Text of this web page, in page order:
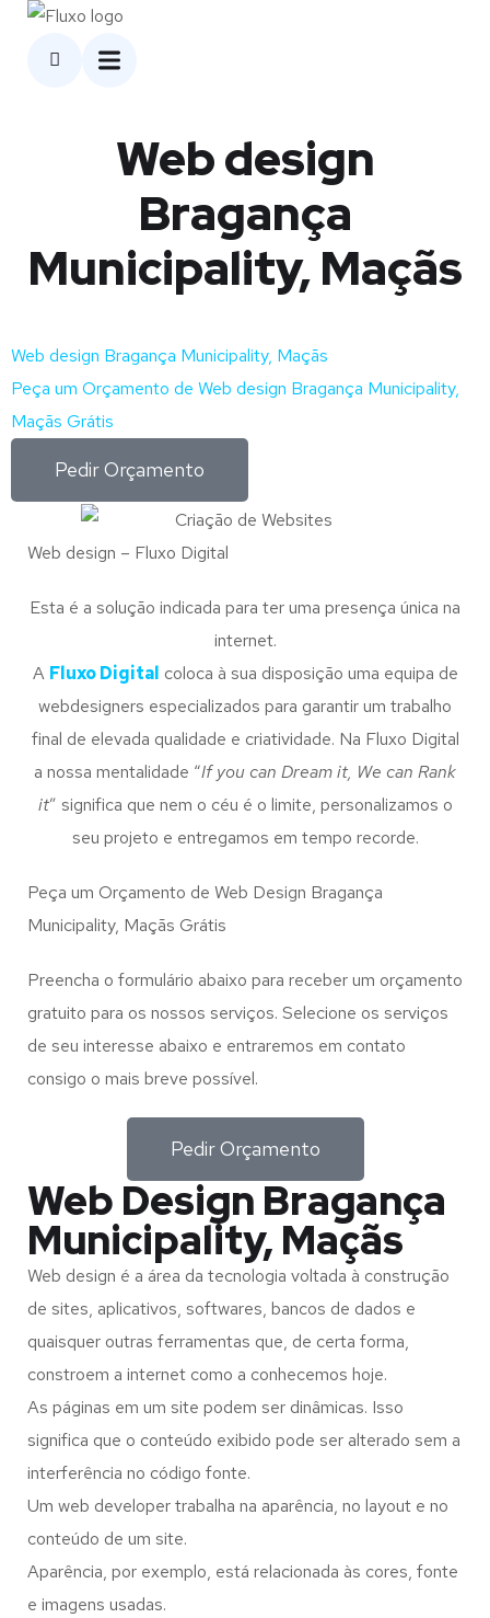
Web design
Bragança
Municipality, Maçãs
Web design Bragança Municipality, Maçãs
Peça um Orçamento de Web design Bragança Municipality,
Maçãs Grátis
Pedir Orçamento
Web design – Fluxo Digital
Esta é a solução indicada para ter uma presença única na
internet.
A Fluxo Digital coloca à sua disposição uma equipa de
webdesigners especializados para garantir um trabalho
final de elevada qualidade e criatividade. Na Fluxo Digital
a nossa mentalidade “If you can Dream it, We can Rank
it” significa que nem o céu é o limite, personalizamos o
seu projeto e entregamos em tempo recorde.
Peça um Orçamento de Web Design Bragança
Municipality, Maçãs Grátis
Preencha o formulário abaixo para receber um orçamento
gratuito para os nossos serviços. Selecione os serviços
de seu interesse abaixo e entraremos em contato
consigo o mais breve possível.
Pedir Orçamento
Web Design Bragança
Municipality, Maçãs
Web design é a área da tecnologia voltada à construção
de sites, aplicativos, softwares, bancos de dados e
quaisquer outras ferramentas que, de certa forma,
constroem a internet como a conhecemos hoje.
As páginas em um site podem ser dinâmicas. Isso
significa que o conteúdo exibido pode ser alterado sem a
interferência no código fonte.
Um web developer trabalha na aparência, no layout e no
conteúdo de um site.
Aparência, por exemplo, está relacionada às cores, fonte
e imagens usadas.